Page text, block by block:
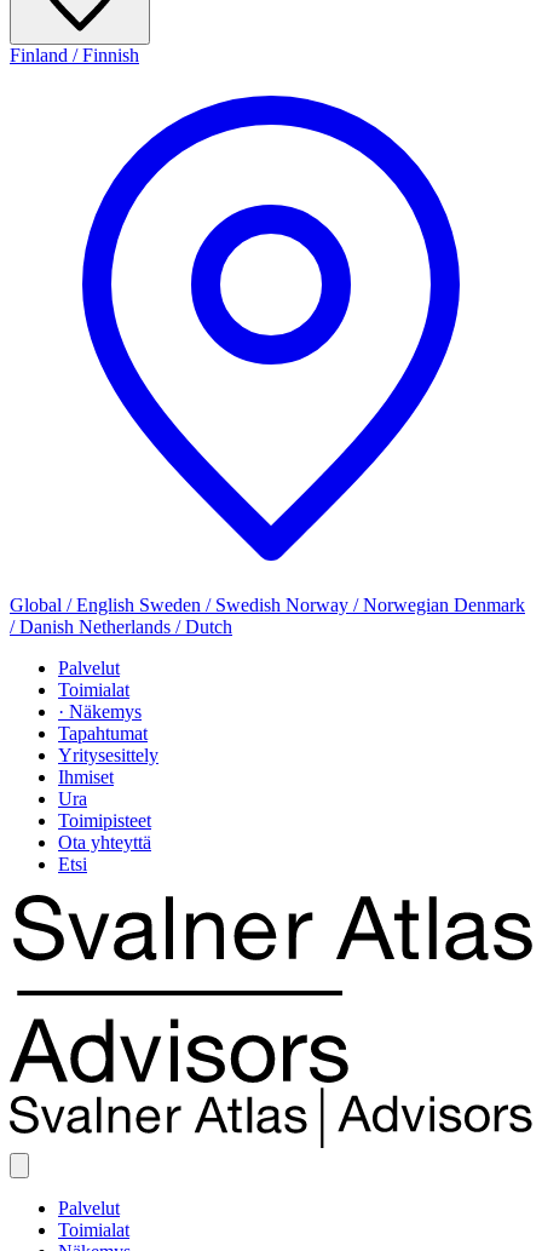
Finland / Finnish
Global / English Sweden / Swedish Norway / Norwegian Denmark
/ Danish Netherlands / Dutch
Palvelut
Toimialat
· Näkemys
Tapahtumat
Yritysesittely
Ihmiset
Ura
Toimipisteet
Ota yhteyttä
Etsi
Palvelut
Toimialat